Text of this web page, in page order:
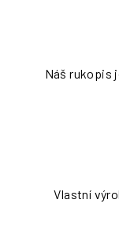
Náš rukopis
Vlastní